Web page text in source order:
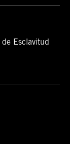
Esclavitud